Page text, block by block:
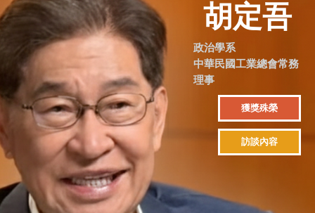
胡定吾
政治學系
中華民國工業總會常務
理事
獲獎殊榮
訪談內容